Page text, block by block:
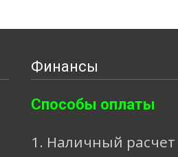
Финансы
Способы оплаты
1. Наличный расчет